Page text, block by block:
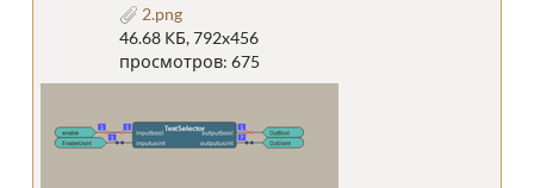
2.png
46.68 КБ, 792x456
просмотров: 675